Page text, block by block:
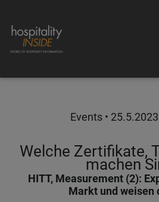
Events • 25.5.2023
Welche Zertifikate,
machen
HITT, Measurement (2):
Markt und weisen